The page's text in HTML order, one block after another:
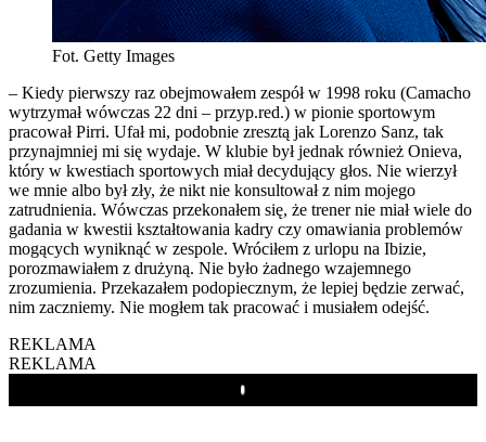
Fot. Getty Images
– Kiedy pierwszy raz obejmowałem zespół w 1998 roku (Camacho
wytrzymał wówczas 22 dni – przyp.red.) w pionie sportowym
pracował Pirri. Ufał mi, podobnie zresztą jak Lorenzo Sanz, tak
przynajmniej mi się wydaje. W klubie był jednak również Onieva,
który w kwestiach sportowych miał decydujący głos. Nie wierzył
we mnie albo był zły, że nikt nie konsultował z nim mojego
zatrudnienia. Wówczas przekonałem się, że trener nie miał wiele do
gadania w kwestii kształtowania kadry czy omawiania problemów
mogących wyniknąć w zespole. Wróciłem z urlopu na Ibizie,
porozmawiałem z drużyną. Nie było żadnego wzajemnego
zrozumienia. Przekazałem podopiecznym, że lepiej będzie zerwać,
nim zaczniemy. Nie mogłem tak pracować i musiałem odejść.
REKLAMA
REKLAMA
Play